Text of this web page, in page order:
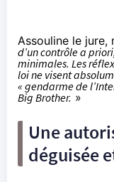
Assouline le jure,
d’un contrôle a
minimales. Les
loi ne visent
« gendarme de
Big Brother. »
Une
déguisée